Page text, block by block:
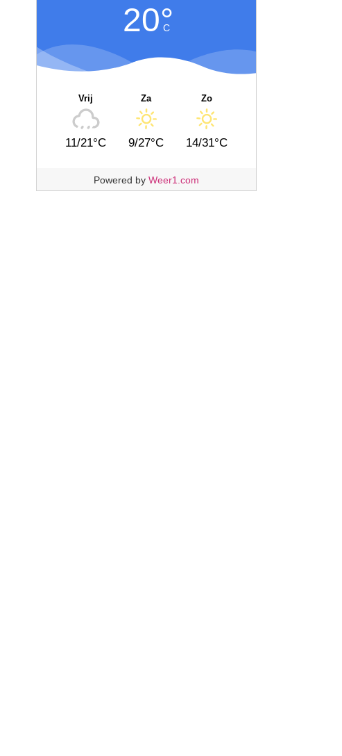
20°
C
Vrij
11/21°C
Za
9/27°C
Zo
14/31°C
Powered by Weer1.com